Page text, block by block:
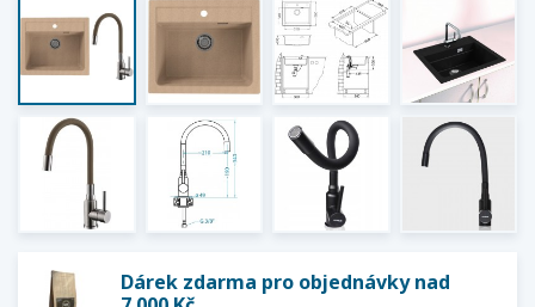
Dárek zdarma pro objednávky nad